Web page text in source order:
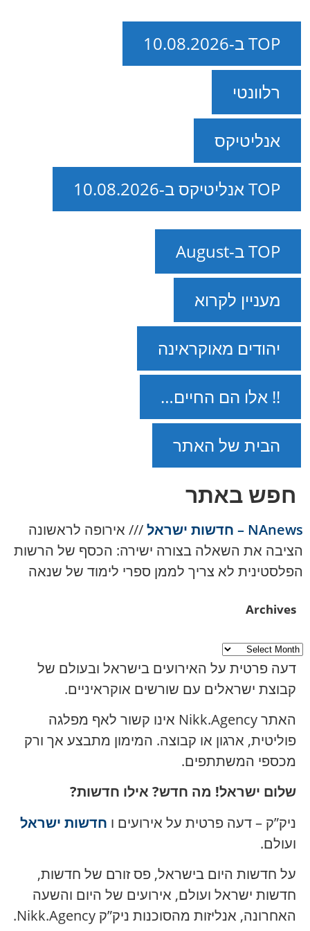
TOP ב-10.08.2026
רלוונטי
אנליטיקס
TOP אנליטיקס ב-10.08.2026
TOP ב-August
מעניין לקרוא
יהודים מאוקראינה
!! אלו הם החיים…
הבית של האתר
חפש באתר
NAnews – חדשות ישראל /// אירופה לראשונה
הציבה את השאלה בצורה ישירה: הכסף של הרשות
הפלסטינית לא צריך לממן ספרי לימוד של שנאה
Archives
דעה פרטית על האירועים בישראל ובעולם של
קבוצת ישראלים עם שורשים אוקראיניים.
האתר Nikk.Agency אינו קשור לאף מפלגה
פוליטית, ארגון או קבוצה. המימון מתבצע אך ורק
מכספי המשתתפים.
שלום ישראל! מה חדש? אילו חדשות?
ניק”ק – דעה פרטית על אירועים ו חדשות ישראל
ועולם.
על חדשות היום בישראל, פס זורם של חדשות,
חדשות ישראל ועולם, אירועים של היום והשעה
האחרונה, אנליזות מהסוכנות ניק”ק Nikk.Agency.